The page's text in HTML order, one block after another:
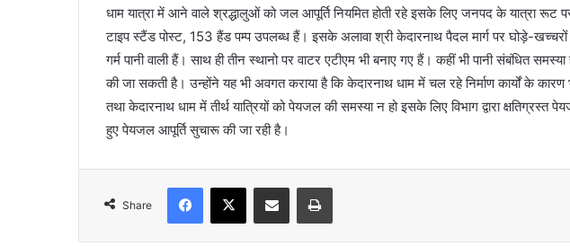
धाम यात्रा में आने वाले श्रद्धालुओं को जल आपूर्ति नियमित होती रहे इसके लिए जनपद के यात्रा रूट
टाइप स्टैंड पोस्ट, 153 हैंड पम्प उपलब्ध हैं। इसके अलावा श्री केदारनाथ पैदल मार्ग पर घोड़े-
गर्म पानी वाली हैं। साथ ही तीन स्थानो पर वाटर एटीएम भी बनाए गए हैं। कहीं भी पानी संबंधित
की जा सकती है। उन्होंने यह भी अवगत कराया है कि केदारनाथ धाम में चल रहे निर्माण कार्यों के कारण
तथा केदारनाथ धाम में तीर्थ यात्रियों को पेयजल की समस्या न हो इसके लिए विभाग द्वारा क्षतिग्रस्त
हुए पेयजल आपूर्ति सुचारू की जा रही है।
Share